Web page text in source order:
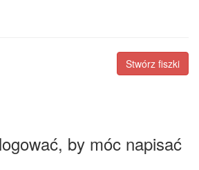
Stwórz fiszki
by móc napisać